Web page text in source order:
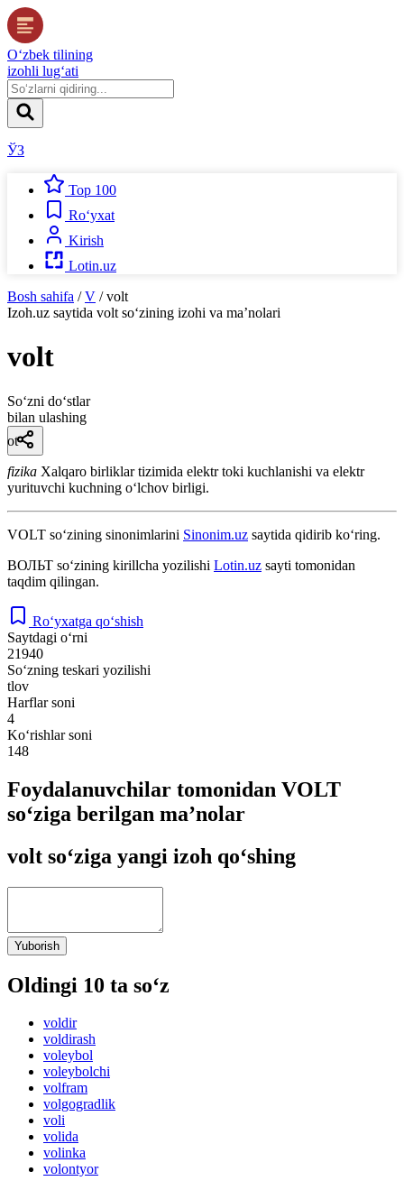
O‘zbek tilining
izohli lug‘ati
ЎЗ
Top 100
Ro‘yxat
Kirish
Lotin.uz
Bosh sahifa / V / volt
Izoh.uz saytida volt so‘zining izohi va ma’nolari
volt
So‘zni do‘stlar
bilan ulashing
ot
fizika Xalqaro birliklar tizimida elektr toki kuchlanishi va elektr
yurituvchi kuchning oʻlchov birligi.
VOLT so‘zining sinonimlarini Sinonim.uz saytida qidirib ko‘ring.
ВОЛЬТ so‘zining kirillcha yozilishi Lotin.uz sayti tomonidan
taqdim qilingan.
Ro‘yxatga qo‘shish
Saytdagi o‘rni
21940
So‘zning teskari yozilishi
tlov
Harflar soni
4
Ko‘rishlar soni
148
Foydalanuvchilar tomonidan VOLT
so‘ziga berilgan ma’nolar
volt so‘ziga yangi izoh qo‘shing
Yuborish
Oldingi 10 ta so‘z
voldir
voldirash
voleybol
voleybolchi
volfram
volgogradlik
voli
volida
volinka
volontyor